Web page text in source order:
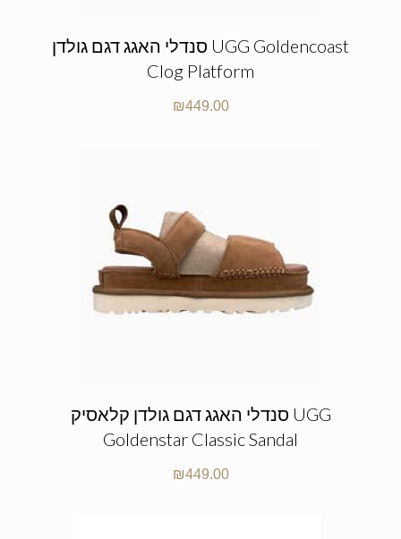
סנדלי האגג דגם גולדן UGG Goldencoast
Clog Platform
₪449.00
סנדלי האגג דגם גולדן קלאסיק UGG
Goldenstar Classic Sandal
₪449.00